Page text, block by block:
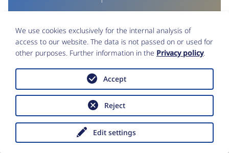
Data Protection
Accessibility statement
Copyright © Deutsches Archäologisches
We use cookies exclusively for the internal analysis of
access to our website. The data is not passed on or used for
other purposes. Further information in the Privacy policy.
Edit settings
Reject
Accept